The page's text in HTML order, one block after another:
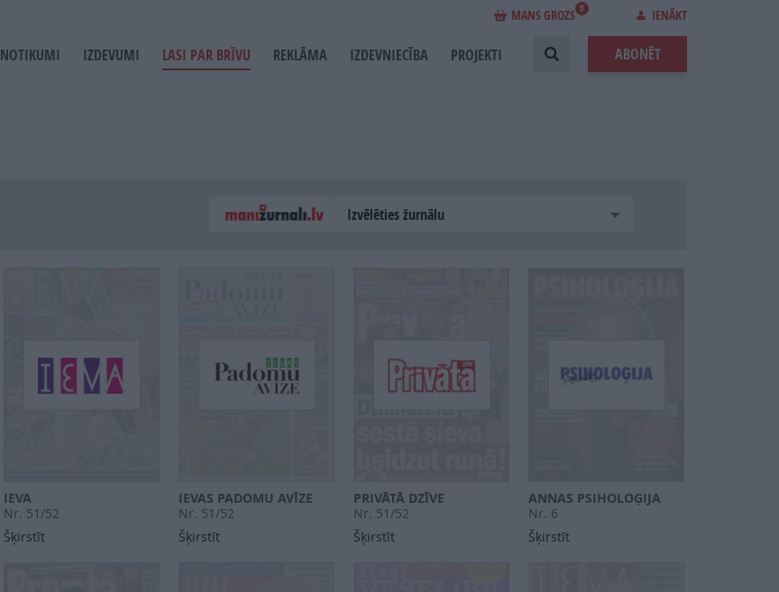
MANS GROZS 0 IENĀKT
NOTIKUMI IZDEVUMI LASI PAR BRĪVU REKLĀMA IZDEVNIECĪBA PROJEKTI ABONĒT
Izvēlēties žurnālu
IEVA
Nr. 51/52
Šķirstīt
IEVAS PADOMU AVĪZE
Nr. 51/52
Šķirstīt
PRIVĀTĀ DZĪVE
Nr. 51/52
Šķirstīt
ANNAS PSIHOLOĢIJA
Nr. 6
Šķirstīt